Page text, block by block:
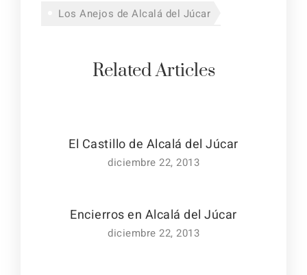
Los Anejos de Alcalá del Júcar
Related Articles
El Castillo de Alcalá del Júcar
diciembre 22, 2013
Encierros en Alcalá del Júcar
diciembre 22, 2013